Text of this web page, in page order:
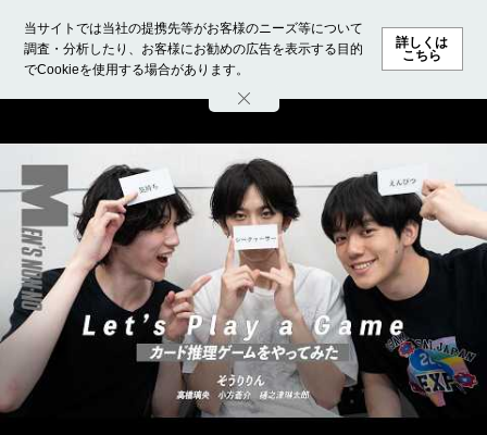
当サイトでは当社の提携先等がお客様のニーズ等について
調査・分析したり、お客様にお勧めの広告を表示する目的
でCookieを使用する場合があります。
詳しくは
こちら
ホーム モデル募集 ランキング ファッション ビューテ